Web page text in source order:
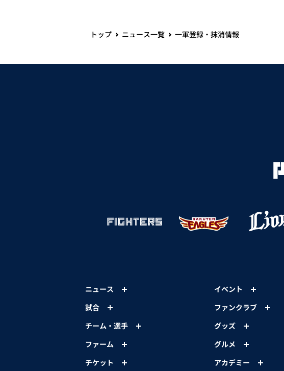
トップ ニュース一覧 一軍登録・抹消情報
ニュース
試合
チーム・選手
ファーム
チケット
イベント
ファンクラブ
グッズ
グルメ
アカデミー